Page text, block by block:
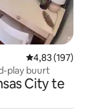
Gemiddelde
4,83 (197)
play buurt
City te